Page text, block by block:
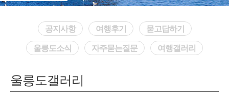
공지사항 여행후기
묻고답하기
울릉도소식
자주묻는질문 여행갤러리
울릉도갤러리